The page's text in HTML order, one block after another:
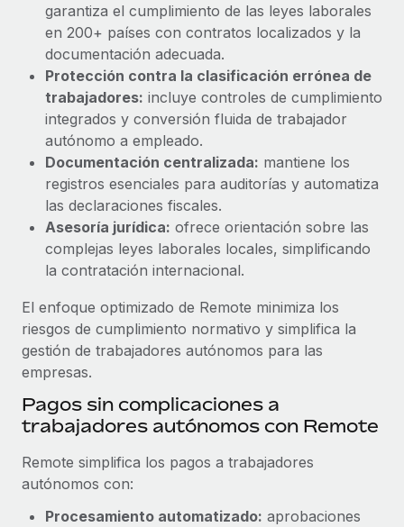
Apertura de entidades
Abre entidades conforme a la legalidad enseguida.
Movilidad y reubicación
Reubica a los empleados con facilidad.
Prestaciones
Gestiona las prestaciones de los empleados sin
complicaciones.
BLOG
Novedades de producto de Remote:
Integraciones con Gusto y Xero y Contractor
Management Plus
La misión de Remote sigue siendo ayudar a empresas de
todos los tamaños a contratar, gestionar y...
Más información
Pento se convierte en un empleador equitativo
con Remote
semanas en hacerlo manualmente y, al mes...
Más información
garantiza el cumplimiento de las leyes laborales
en 200+ países con contratos localizados y la
documentación adecuada.
Protección contra la clasificación errónea de
trabajadores: incluye controles de cumplimiento
integrados y conversión fluida de trabajador
autónomo a empleado.
Documentación centralizada: mantiene los
registros esenciales para auditorías y automatiza
las declaraciones fiscales.
Asesoría jurídica: ofrece orientación sobre las
complejas leyes laborales locales, simplificando
la contratación internacional.
El enfoque optimizado de Remote minimiza los
riesgos de cumplimiento normativo y simplifica la
gestión de trabajadores autónomos para las
empresas.
Pagos sin complicaciones a
trabajadores autónomos con Remote
Remote simplifica los pagos a trabajadores
autónomos con:
Procesamiento automatizado: aprobaciones